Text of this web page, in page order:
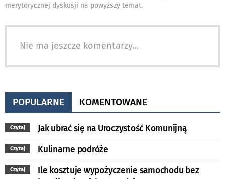
merytorycznej dyskusji na powyższy temat.
Nie ma jeszcze komentarzy...
POPULARNE KOMENTOWANE
Czytaj Jak ubrać się na Uroczystość Komunijną
Czytaj Kulinarne podróże
Czytaj
Ile kosztuje wypożyczenie samochodu bez